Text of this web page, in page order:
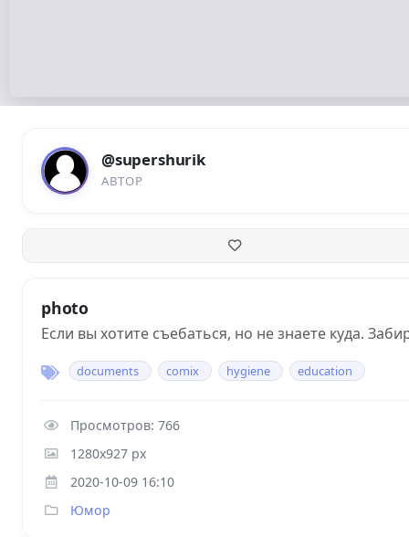
@supershurik
АВТОР
photo
Если вы хотите съебаться, но не знаете куда.
documents comix hygiene education
Просмотров: 766
1280x927 px
2020-10-09 16:10
Юмор